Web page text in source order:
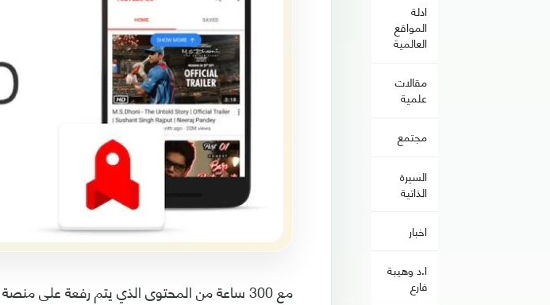
ادلة
المواقع
العالمية
مقالات
علمية
مجتمع
السيرة
الذاتية
اخبار
ا.د وهيبة
فارع